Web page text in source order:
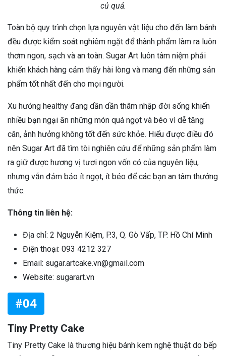
củ quả.
Toàn bộ quy trình chọn lựa nguyên vật liệu cho đến làm bánh
đều được kiểm soát nghiêm ngặt để thành phẩm làm ra luôn
thơm ngon, sạch và an toàn. Sugar Art luôn tâm niệm phải
khiến khách hàng cảm thấy hài lòng và mang đến những sản
phẩm tốt nhất đến cho mọi người.
Xu hướng healthy đang dần dần thâm nhập đời sống khiến
nhiều bạn ngại ăn những món quá ngọt và béo vì dễ tăng
cân, ảnh hưởng không tốt đến sức khỏe. Hiểu được điều đó
nên Sugar Art đã tìm tòi nghiên cứu để những sản phẩm làm
ra giữ được hương vị tươi ngon vốn có của nguyên liệu,
nhưng vẫn đảm bảo ít ngọt, ít béo để các bạn an tâm thưởng
thức.
Thông tin liên hệ:
Địa chỉ: 2 Nguyễn Kiệm, P.3, Q. Gò Vấp, TP. Hồ Chí Minh
Điện thoại: 093 4212 327
Email: sugar.artcake.vn@gmail.com
Website: sugarart.vn
#04
Tiny Pretty Cake
Tiny Pretty Cake là thương hiệu bánh kem nghệ thuật do bếp